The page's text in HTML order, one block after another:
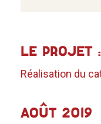
LE PROJET :
Réalisation du
Août 2019